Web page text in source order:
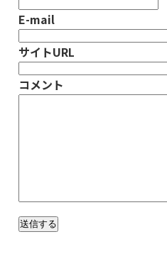
E-mail
サイトURL
コメント